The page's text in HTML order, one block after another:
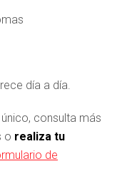
día a día.
consulta más
o realiza tu
de